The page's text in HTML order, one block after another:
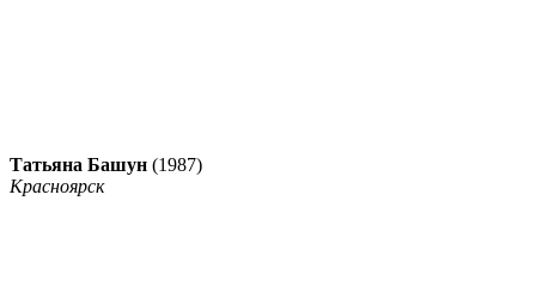
Татьяна Башун (1987)
Красноярск